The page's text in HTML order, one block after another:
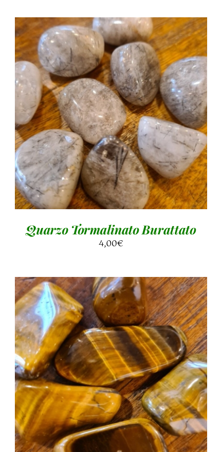
AGGIUNGI AL CARRELLO / DETTAGLI
Quarzo Tormalinato Burattato
4,00€
AGGIUNGI AL CARRELLO / DETTAGLI